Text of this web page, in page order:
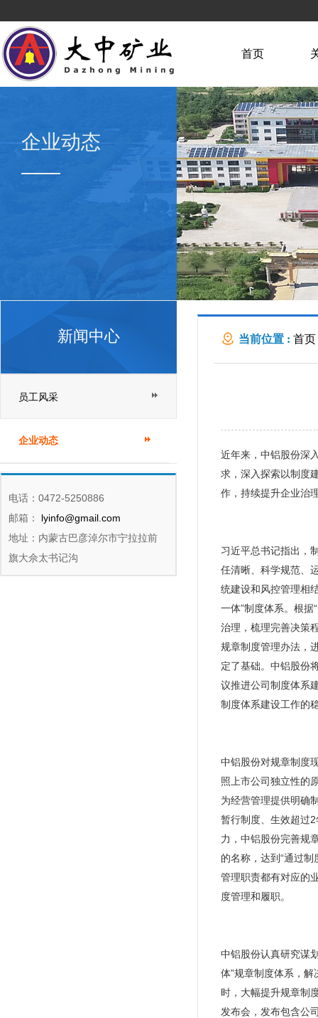
首页
企业动态
新闻中心
员工风采
企业动态
电话：0472-5250886
邮箱：
lyinfo@gmail.com
地址：内蒙古巴彦淖尔市宁拉拉前
旗大佘太书记沟
当前位置 : 首页
近年来，中铝股份深
求，深入探索以制度
作，持续提升企业治
习近平总书记指出，
任清晰、科学规范、
统建设和风控管理相
一体”制度体系。根
治理，梳理完善决策
规章制度管理办法，
定了基础。中铝股份
议推进公司制度体系
制度体系建设工作的
中铝股份对规章制度
照上市公司独立性的
为经营管理提供明确
暂行制度、生效超过
力，中铝股份完善规
的名称，达到“通过
管理职责都有对应的
度管理和履职。
中铝股份认真研究谋
体”规章制度体系，
时，大幅提升规章制
发布会，发布包含公